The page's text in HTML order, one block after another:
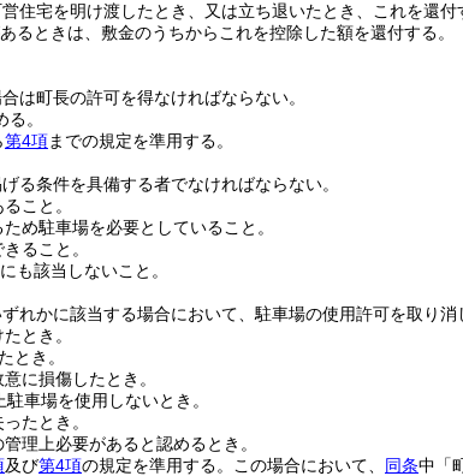
住宅を明け渡したとき、又は立ち退いたとき、これを還付
るときは、敷金のうちからこれを控除した額を還付する。
は町長の許可を得なければならない。
。
第4項までの規定を準用する。
る条件を具備する者でなければならない。
こと。
め駐車場を必要としていること。
ること。
も該当しないこと。
れかに該当する場合において、駐車場の使用許可を取り消
とき。
とき。
に損傷したとき。
車場を使用しないとき。
たとき。
理上必要があると認めるとき。
及び第4項の規定を準用する。 この場合において、 同条中「